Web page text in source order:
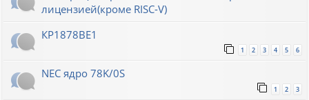
лицензией(кроме RISC-V)
КР1878ВЕ1
1 2 3 4 5 6
NEC ядро 78K/0S
1 2 3